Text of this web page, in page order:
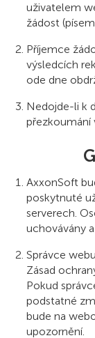
uživatelem
žádost
Příjemce
výsledcích
ode dne
Nedojde-li k
přezkoumání
AxxonSoft
poskytnuté
serverech.
uchovávány
Správce
Zásad
Pokud
podstatné
bude na
upozornění.